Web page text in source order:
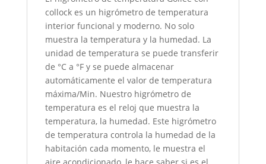
collock es un higrómetro de temperatura
interior funcional y moderno. No solo
muestra la temperatura y la humedad. La
unidad de temperatura se puede transferir
de °C a °F y se puede almacenar
automáticamente el valor de temperatura
máxima/Min. Nuestro higrómetro de
temperatura es el reloj que muestra la
temperatura, la humedad. Este higrómetro
de temperatura controla la humedad de la
habitación cada momento, le muestra el